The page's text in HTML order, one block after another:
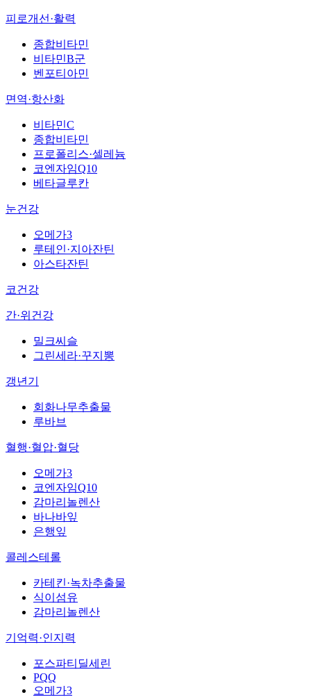
피로개선·활력
종합비타민
비타민B군
벤포티아민
면역·항산화
비타민C
종합비타민
프로폴리스·셀레늄
코엔자임Q10
베타글루칸
눈건강
오메가3
루테인·지아잔틴
아스타잔틴
코건강
간·위건강
밀크씨슬
그린세라·꾸지뽕
갱년기
회화나무추출물
루바브
혈행·혈압·혈당
오메가3
코엔자임Q10
감마리놀렌산
바나바잎
은행잎
콜레스테롤
카테킨·녹차추출물
식이섬유
감마리놀렌산
기억력·인지력
포스파티딜세린
PQQ
오메가3